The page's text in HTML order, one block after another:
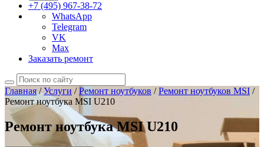
+7 (495) 967-38-72
WhatsApp
Telegram
VK
Max
Заказать ремонт
Главная/Услуги /Ремонт ноутбуков /Ремонт ноутбуков MSI /
Ремонт ноутбука MSI U210
Ремонт ноутбука MSI U210